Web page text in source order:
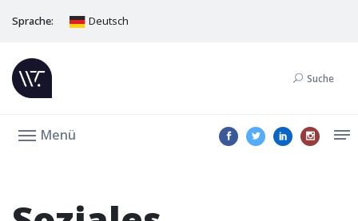
Sprache: Deutsch
Suche
Menü